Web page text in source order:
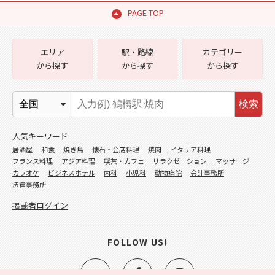
PAGE TOP
エリア
から探す
駅・路線
から探す
カテゴリー
から探す
検索
人気キーワード
居酒屋 和食 焼き鳥 懐石・会席料理 焼肉
イタリア料理
フランス料理
アジア料理 喫茶・カフェ リラクゼーション
マッサージ
カラオケ
ビジネスホテル 内科 小児科 動物病院
会計事務所
法律事務所
掲載者ログイン
FOLLOW US!